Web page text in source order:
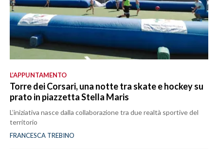
L’APPUNTAMENTO
Torre dei Corsari, una notte tra skate e hockey su
prato in piazzetta Stella Maris
L’iniziativa nasce dalla collaborazione tra due realtà sportive del
territorio
FRANCESCA TREBINO